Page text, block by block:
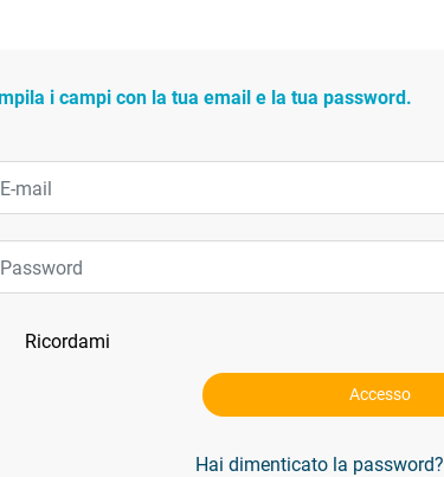
i campi con la tua email e la tua password.
Ricordami
Accesso
Hai dimenticato la password?